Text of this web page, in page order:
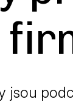
jsou